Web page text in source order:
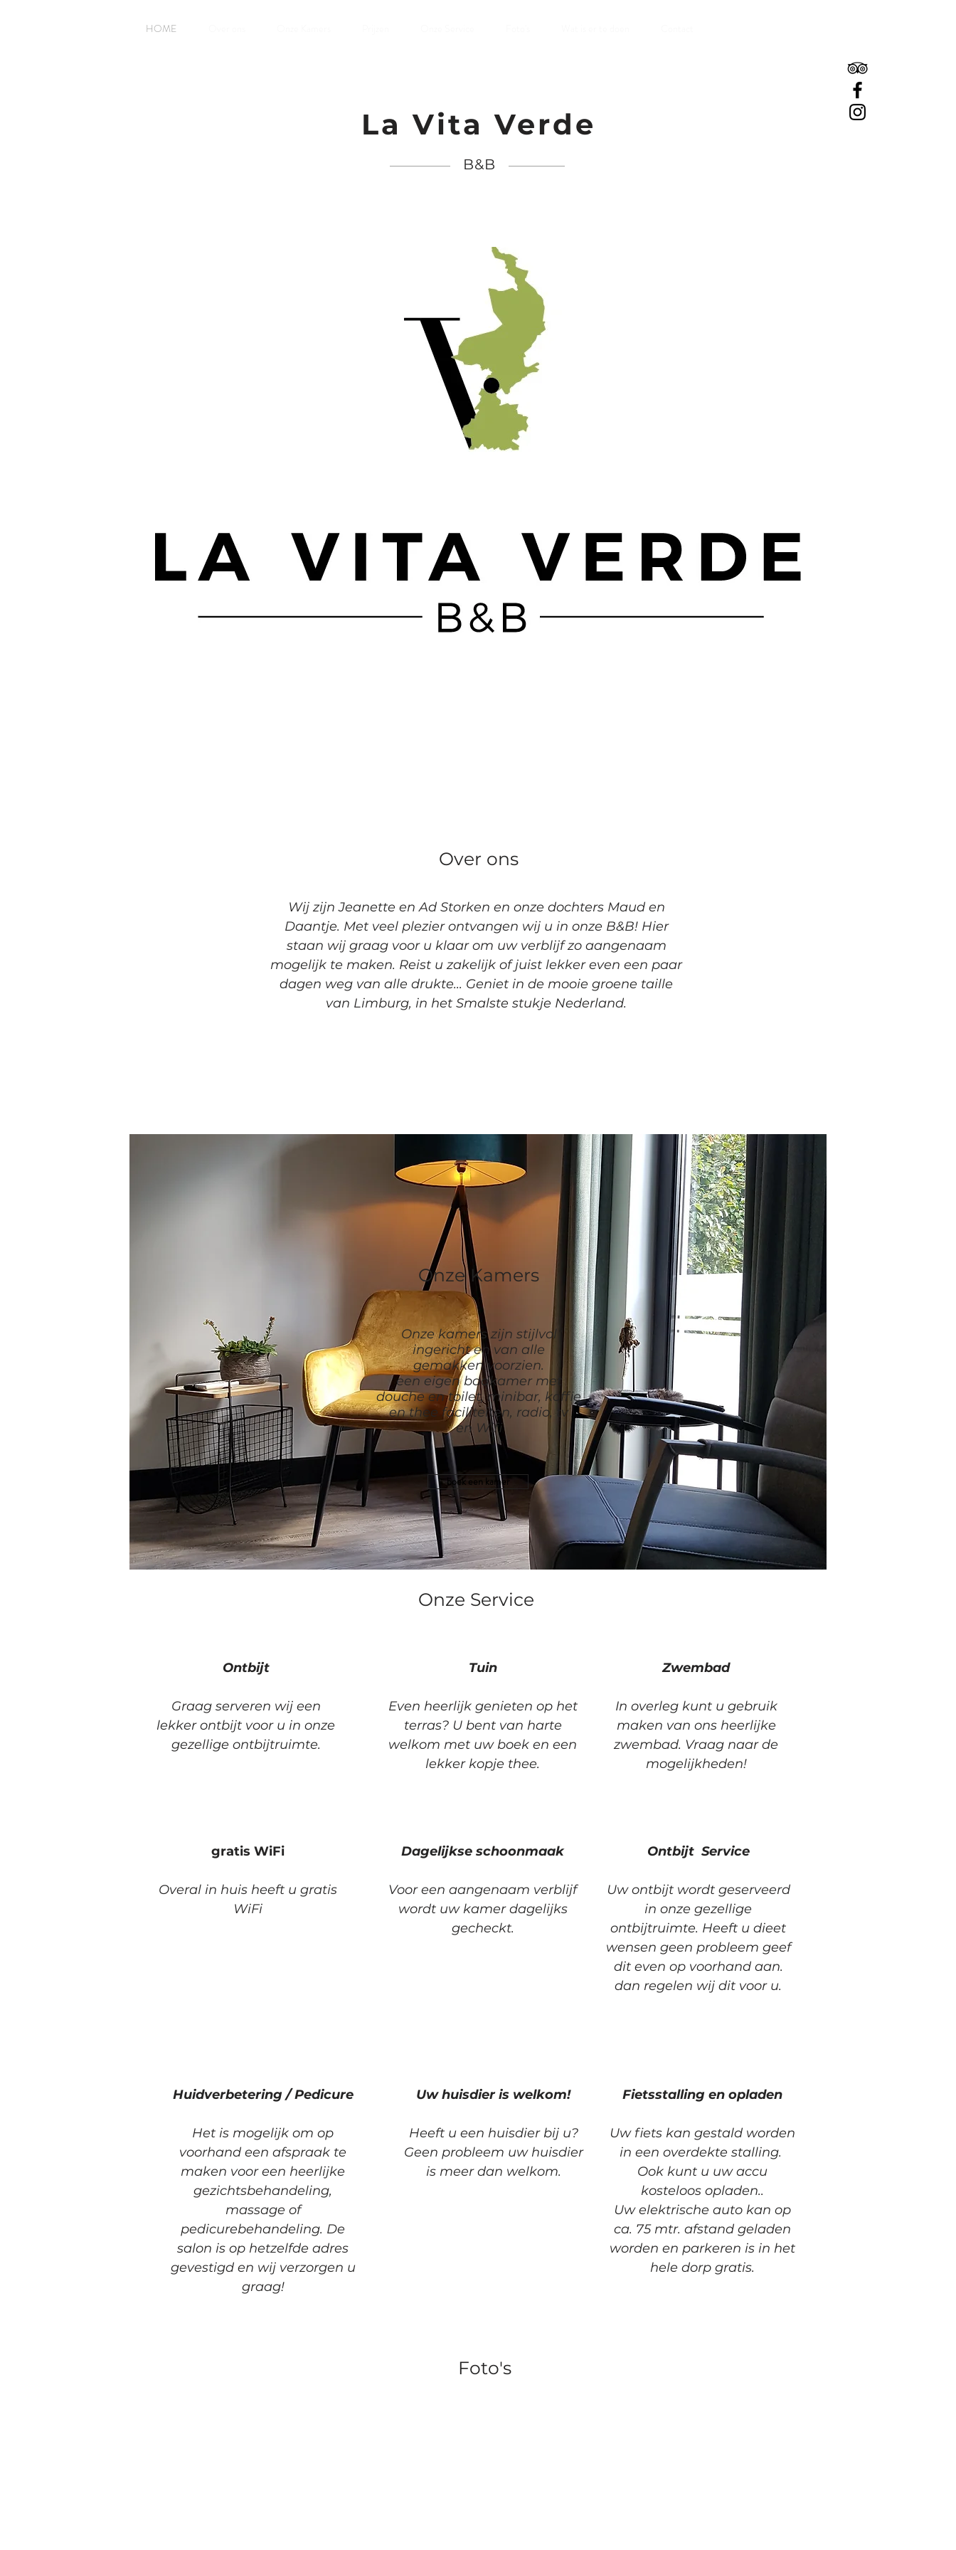
HOME
La Vita Verde
B&B
Over ons
Wij zijn Jeanette en Ad Storken en onze dochters Maud en
Daantje. Met veel plezier ontvangen wij u in onze B&B! Hier
staan wij graag voor u klaar om uw verblijf zo aangenaam
mogelijk te maken. Reist u zakelijk of juist lekker even een paar
dagen weg van alle drukte... Geniet in de mooie groene taille
van Limburg, in het Smalste stukje Nederland.
Onze Kamers
Onze kamers zijn stijlvol
ingericht en van alle
gemakken voorzien.
een eigen badkamer met
douche en toilet, minibar, koffie
en thee faciliteiten, radio, tv
en Wifi
boek een kamer
Onze Service
Ontbijt
Graag serveren wij een
lekker ontbijt voor u in onze
gezellige ontbijtruimte.
Tuin
Even heerlijk genieten op het
terras? U bent van harte
welkom met uw boek en een
lekker kopje thee.
Zwembad
In overleg kunt u gebruik
maken van ons heerlijke
zwembad. Vraag naar de
mogelijkheden!
gratis WiFi
Overal in huis heeft u gratis
WiFi
Dagelijkse schoonmaak
Voor een aangenaam verblijf
wordt uw kamer dagelijks
gecheckt.
Ontbijt Service
Uw ontbijt wordt geserveerd
in onze gezellige
ontbijtruimte. Heeft u dieet
wensen geen probleem geef
dit even op voorhand aan.
dan regelen wij dit voor u.
Huidverbetering / Pedicure
Het is mogelijk om op
voorhand een afspraak te
maken voor een heerlijke
gezichtsbehandeling,
massage of
pedicurebehandeling. De
salon is op hetzelfde adres
gevestigd en wij verzorgen u
graag!
Uw huisdier is welkom!
Heeft u een huisdier bij u?
Geen probleem uw huisdier
is meer dan welkom.
Fietsstalling en opladen
Uw fiets kan gestald worden
in een overdekte stalling.
Ook kunt u uw accu
kosteloos opladen..
Uw elektrische auto kan op
ca. 75 mtr. afstand geladen
worden en parkeren is in het
hele dorp gratis.
Foto's